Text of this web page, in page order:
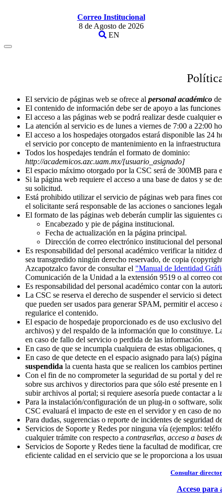
Correo Institucional
8 de Agosto de 2026
EN
El servicio de páginas web se ofrece al personal académico
El contenido de información debe ser de apoyo a las
El acceso a las páginas web se podrá realizar desde cualquier
La atención al servicio es de lunes a viernes de 7:00 a 22:00
El acceso a los hospedajes otorgados estará disponible las 24
el servicio por concepto de mantenimiento en la
Todos los hospedajes tendrán el formato de dominio:
http://academicos.azc.uam.mx/[usuario_asignado]
El espacio máximo otorgado por la CSC será de 300MB para
Si la página web requiere el acceso a una base de datos y se
su solicitud.
Está prohibido utilizar el servicio de páginas web para fines
el solicitante será responsable de las acciones o sanciones
El formato de las páginas web deberán cumplir las siguientes
Encabezado y pie de página institucional.
Fecha de actualización en la página principal.
Dirección de correo electrónico institucional del
Es responsabilidad del personal académico verificar la nitidez
sea transgredido ningún derecho reservado, de copia
Azcapotzalco favor de consultar el "Manual de Identidad
Comunicación de la Unidad a la extensión 9519 o al correo
Es responsabilidad del personal académico contar con la
La CSC se reserva el derecho de suspender el servicio si
que pueden ser usados para generar SPAM, permitir el
regularice el contenido.
El espacio de hospedaje proporcionado es de uso exclusivo
archivos) y del respaldo de la información que lo constituye.
en caso de fallo del servicio o perdida de las información.
En caso de que se incumpla cualquiera de estas obligaciones,
En caso de que detecte en el espacio asignado para la(s)
suspendida la cuenta hasta que se realicen los cambios
Con el fin de no comprometer la seguridad de su portal y del
sobre sus archivos y directorios para que sólo esté presente
subir archivos al portal; si requiere asesoría puede contactar a
Para la instalación/configuración de un plug-in o software,
CSC evaluará el impacto de este en el servidor y en caso de
Para dudas, sugerencias o reporte de incidentes de
Servicios de Soporte y Redes por ninguna vía (ejemplos:
cualquier trámite con respecto a contraseñas, acceso a bases
Servicios de Soporte y Redes tiene la facultad de modificar,
eficiente calidad en el servicio que se le proporciona a los
Consultar
Acceso para